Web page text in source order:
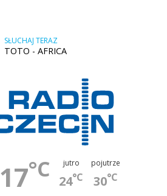
SŁUCHAJ TERAZ
TOTO - AFRICA
17°C jutro
24°C
pojutrze
30°C